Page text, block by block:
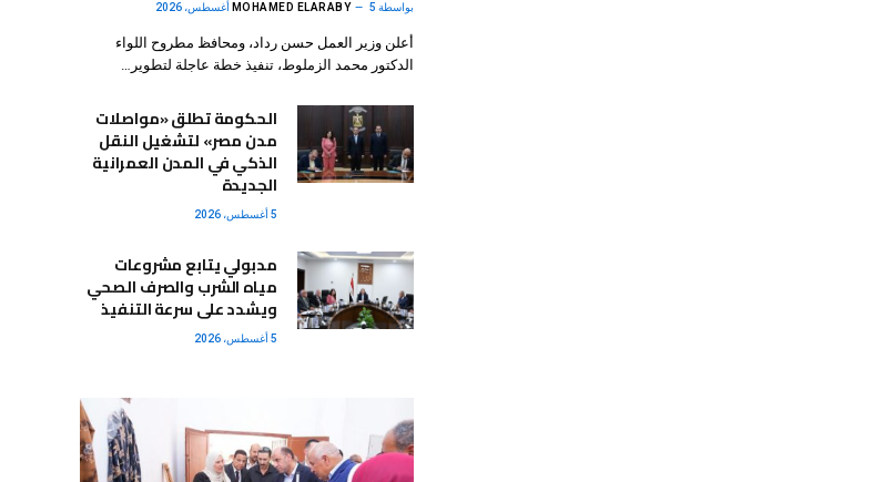
بواسطة MOHAMED ELARABY 5 أغسطس، 2026
أعلن وزير العمل حسن رداد، ومحافظ مطروح اللواء
الدكتور محمد الزملوط، تنفيذ خطة عاجلة لتطوير…
الحكومة تطلق «مواصلات
مدن مصر» لتشغيل النقل
الذكي في المدن العمرانية
الجديدة
5 أغسطس، 2026
مدبولي يتابع مشروعات
مياه الشرب والصرف الصحي
ويشدد على سرعة التنفيذ
5 أغسطس، 2026